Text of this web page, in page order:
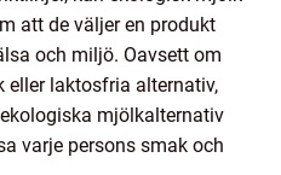
att de väljer en produkt
och miljö. Oavsett om
eller laktosfria alternativ,
mjölkalternativ
varje persons smak och